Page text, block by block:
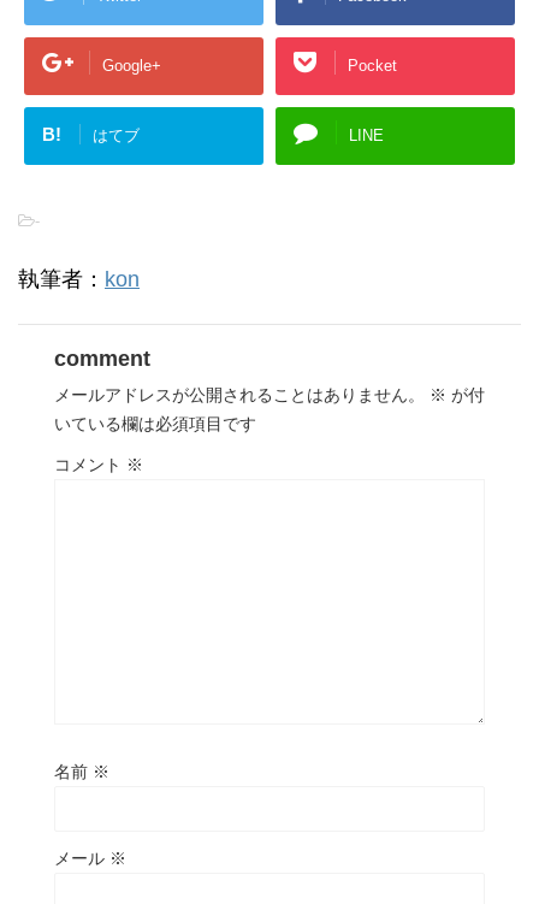
Google+ Pocket
B! はてブ LINE
-
執筆者： kon
comment
メールアドレスが公開されることはありません。 ※ が付
いている欄は必須項目です
コメント ※
名前 ※
メール ※